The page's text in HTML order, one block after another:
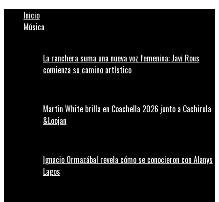
Inicio
Música
La ranchera suma una nueva voz femenina: Javi Rous
comienza su camino artístico
Martin White brilla en Coachella 2026 junto a Cachirula
&Loojan
Ignacio Ormazábal revela cómo se conocieron con Alanys
Lagos